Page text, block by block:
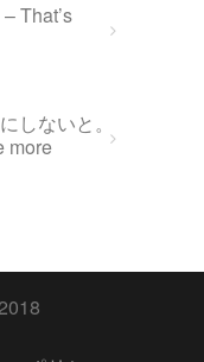
That’s
しないと。
more